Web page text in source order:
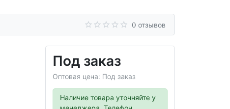
0 отзывов
Под заказ
Оптовая цена: Под заказ
Наличие товара уточняйте у